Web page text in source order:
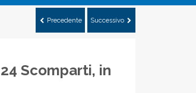
Precedente Successivo
Scomparti, in